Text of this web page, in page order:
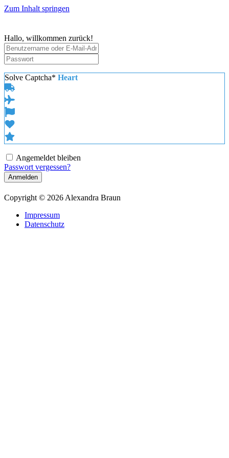
Zum Inhalt springen
Hallo, willkommen zurück!
Solve Captcha* Heart
Angemeldet bleiben
Passwort vergessen?
Anmelden
Copyright © 2026 Alexandra Braun
Impressum
Datenschutz